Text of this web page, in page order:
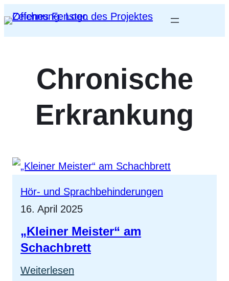
Chronische
Erkrankung
Hör- und Sprachbehinderungen
16. April 2025
„Kleiner Meister“ am
Schachbrett
Weiterlesen